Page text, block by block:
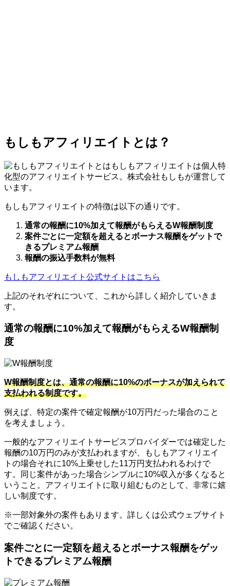
もしもアフィリエイトとは？
もしもアフィリエイトは個人特
化型のアフィリエイトサービス。株式会社もしもが運営して
います。
もしもアフィリエイトの特徴は以下の通りです。
通常の報酬に10%加えて報酬がもらえるW報酬制度
案件ごとに一定額を超えるとボーナス報酬をゲットで
きるプレミアム報酬
報酬の振込手数料が無料
もしもアフィリエイト公式サイトはこちら
上記のそれぞれについて、これから詳しく紹介していきま
す。
通常の報酬に10%加えて報酬がもらえるW報酬制
度
W報酬制度とは、通常の報酬に10%のボーナスが加えられて
支払われる制度です。
例えば、特定の案件で確定報酬が10万円だった場合のこと
を考えましょう。
一般的なアフィリエイトサービスプロバイダーでは確定した
報酬の10万円のみが支払われますが、もしもアフィリエイ
トの場合それに10%上乗せした11万円支払われるわけで
す。同じ案件があった場合シンプルに10%収入が多くなると
いうこと。アフィリエイトに取り組むものとして、非常に嬉
しい制度です。
※一部対象外の案件もあります。詳しくは公式ウェブサイト
でご確認ください。
案件ごとに一定額を超えるとボーナス報酬をゲッ
トできるプレミアム報酬